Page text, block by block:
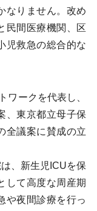
なりません。改め
民間医療機関、区
児救急の総合的な
ークを代表し、
、東京都立母子保
全議案に賛成の立
、新生児ICUを保
して高度な周産期
や夜間診療を行っ